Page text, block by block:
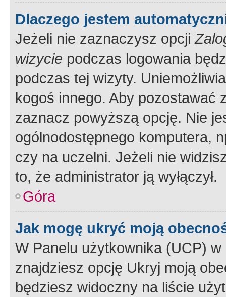
Dlaczego jestem
Jeżeli nie zaznaczysz opcji
wizycie podczas logowania
podczas tej wizyty.
kogoś innego. Aby pozostawać
zaznacz powyższą opcję. Nie
ogólnodostępnego komputera,
czy na uczelni. Jeżeli nie
to, że administrator ją wyłączył.
Góra
Jak mogę ukryć moją
W Panelu użytkownika (UCP) w
znajdziesz opcję Ukryj moją
będziesz widoczny na liście